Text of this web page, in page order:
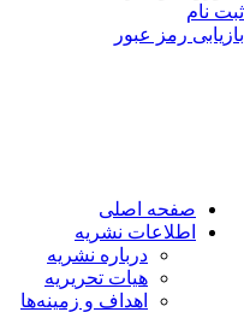
نام
رمز عبور
صفحه اصلی
اطلاعات نشریه
درباره نشریه
هیات تحریریه
اهداف و زمینه‌ها